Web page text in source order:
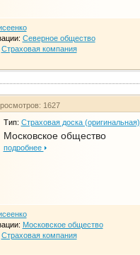
Северное общество
Страховая компания
1627
Тип: Страховая доска (оригинальная)
Московское общество
подробнее
Московское общество
Страховая компания